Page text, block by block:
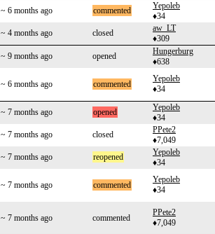
~ 6 months ago commented
Yepoleb
♦34
~ 4 months ago closed
aw_LT
♦309
~ 9 months ago opened
Hungerburg
♦638
~ 6 months ago commented
Yepoleb
♦34
~ 7 months ago opened
Yepoleb
♦34
~ 7 months ago closed
PPete2
♦7,049
~ 7 months ago reopened
Yepoleb
♦34
~ 7 months ago commented
Yepoleb
♦34
~ 7 months ago commented
PPete2
♦7,049